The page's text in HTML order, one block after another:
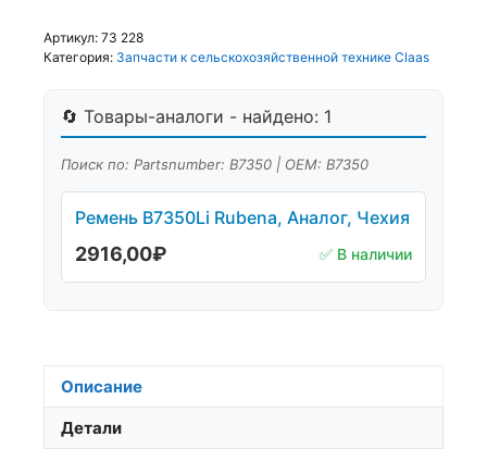
Артикул: 73 228
Категория: Запчасти к сельскохозяйственной технике Claas
🔄 Товары-аналоги - найдено: 1
Поиск по: Partsnumber: В7350 | OEM: В7350
Ремень В7350Li Rubena, Аналог, Чехия
2916,00₽ ✅ В наличии
Описание
Детали